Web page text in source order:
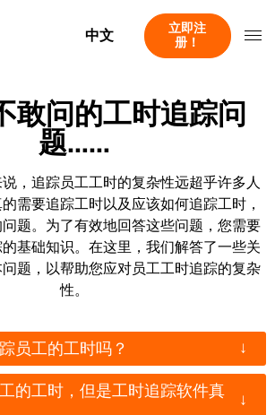
中文
立即注
册！
敢问的工时追踪问
题……
，追踪员工工时的复杂性远超乎许多人
需要追踪工时以及应该如何追踪工时，
题。为了有效地回答这些问题，您需要
基础知识。在这里，我们解答了一些关
题，以帮助您应对员工工时追踪的复杂
性。
员工的工时吗？ ↓
的工时，但是工时追踪软件真
↓